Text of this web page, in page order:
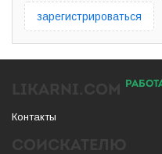
зарегистрироваться
Контакты